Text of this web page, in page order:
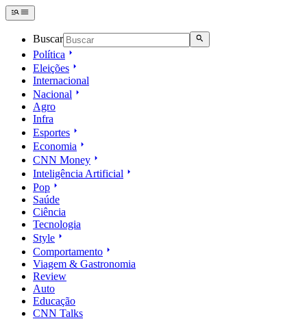
Buscar
Política
Eleições
Internacional
Nacional
Agro
Infra
Esportes
Economia
CNN Money
Inteligência Artificial
Pop
Saúde
Ciência
Tecnologia
Style
Comportamento
Viagem & Gastronomia
Review
Auto
Educação
CNN Talks